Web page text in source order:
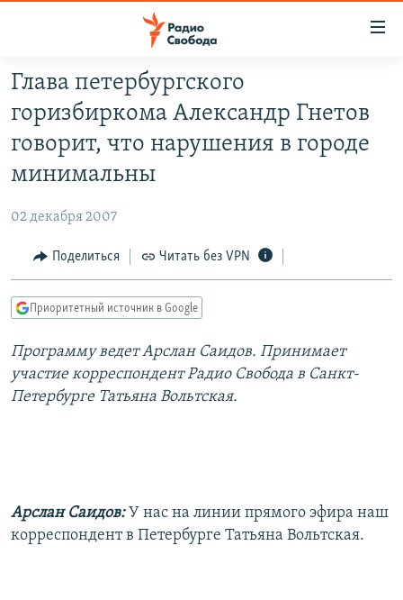
упрощенного
доступа
основному
Вернутся
главной
Вернутся
поиску
ПРОГРАММЫ
ПОДКАСТЫ
АВТОРСКИЕ ПРОЕКТЫ
МНЕНИЯ
КУЛЬТУРА
КАВКАЗ.РЕАЛИИ
СЕВЕР.РЕАЛИИ
СИБИРЬ.РЕАЛИИ
Глава петербургского
горизбиркома Александр Гнетов
говорит, что нарушения в городе
минимальны
02 декабря 2007
Поделиться Читать без VPN
Приоритетный источник в Google
Программу ведет Арслан Саидов. Принимает
участие корреспондент Радио Свобода в Санкт-
Петербурге Татьяна Вольтская.
Арслан Саидов: У нас на линии прямого эфира наш
корреспондент в Петербурге Татьяна Вольтская.